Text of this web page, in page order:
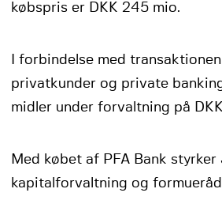
købspris er DKK 245 mio.
I forbindelse med
privatkunder og private
midler under forvaltning på
Med købet af PFA Bank
kapitalforvaltning og